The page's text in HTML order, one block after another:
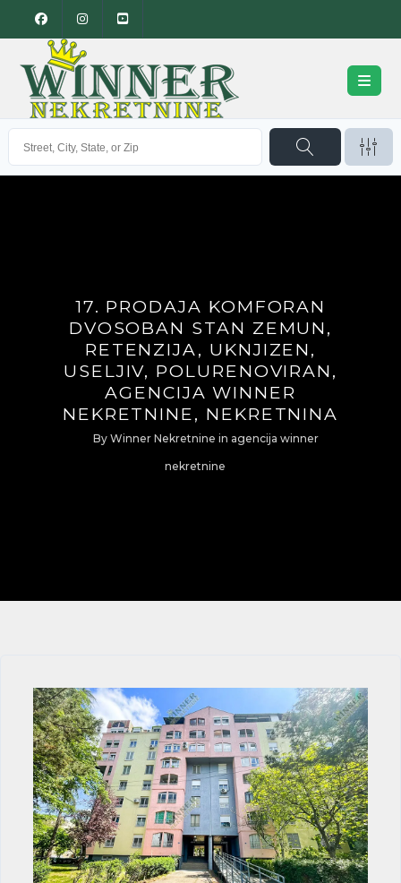
17. PRODAJA KOMFORAN
DVOSOBAN STAN ZEMUN,
RETENZIJA, UKNJIZEN,
USELJIV, POLURENOVIRAN,
AGENCIJA WINNER
NEKRETNINE, NEKRETNINA
By Winner Nekretnine in agencija winner
nekretnine